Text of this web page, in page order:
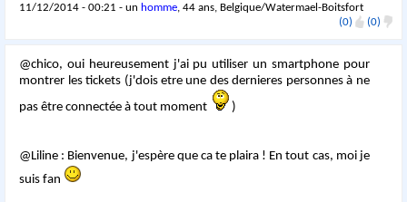
11/12/2014 - 00:21 - un homme, 44 ans, Belgique/Watermael-Boitsfort
(0)
(0)
@chico, oui heureusement j'ai pu utiliser un smartphone pour
montrer les tickets (j'dois etre une des dernieres personnes à ne
pas être connectée à tout moment
)
@Liline : Bienvenue, j'espère que ca te plaira ! En tout cas, moi je
suis fan